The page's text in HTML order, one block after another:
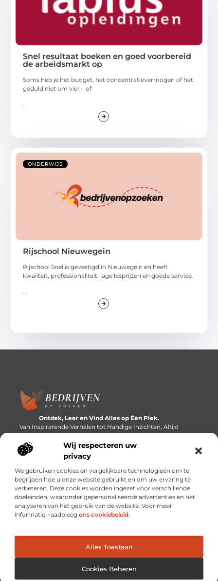
Wij respecteren uw
privacy
We gebruiken cookies en vergelijkbare technologieën om te
begrijpen hoe u onze website gebruikt en om uw ervaring te
verbeteren. Deze cookies worden ingezet voor verschillende
doeleinden, waaronder gepersonaliseerde advertenties en het
analyseren van het gebruik van de website. Voor meer
informatie, raadpleeg ons cookiebeleid.
Alles Toestaan
Cookies Beheren
Snel resultaat boeken en goed voorbereid
de arbeidsmarkt op
Soms heb je het budget, het concentratievermogen of het
geduld niet om vier – of
...
ONDERWIJS
Rijschool Nieuwegein
Rijschool Snel is gevestigd in Nieuwegein en heeft
kwaliteit, professionaliteit, lage lesprijzen en goede service.
...
Ontdek, Leer en Vind Alles op Één Plek.
Van Inspirerende Verhalen tot Handige Inzichten, Altijd
Binnen Handbereik.
Bericht categorie
Onze informatie
@2025 www.bedrijvenopzoeken.nl. All Right Reserved.